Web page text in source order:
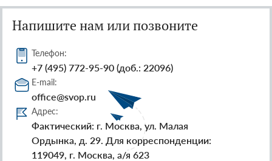
Напишите нам или позвоните
Телефон:
+7 (495) 772-95-90 (доб.: 22096)
E-mail:
office@svop.ru
Адрес:
Фактический: г. Москва, ул. Малая
Ордынка, д. 29. Для корреспонденции:
119049, г. Москва, а/я 623